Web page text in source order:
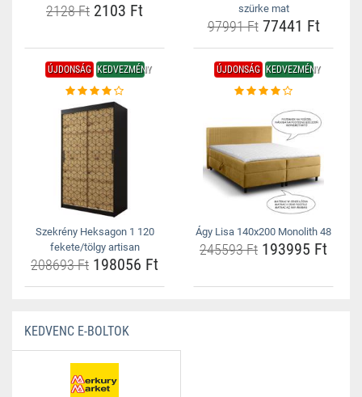
2128 Ft 2103 Ft
szürke mat
97991 Ft77441 Ft
ÚJDONSÁG KEDVEZMÉNY
Szekrény Heksagon 1 120
fekete/tölgy artisan
208693 Ft 198056 Ft
ÚJDONSÁG KEDVEZMÉNY
Ágy Lisa 140x200 Monolith 48
245593 Ft 193995 Ft
KEDVENC E-BOLTOK